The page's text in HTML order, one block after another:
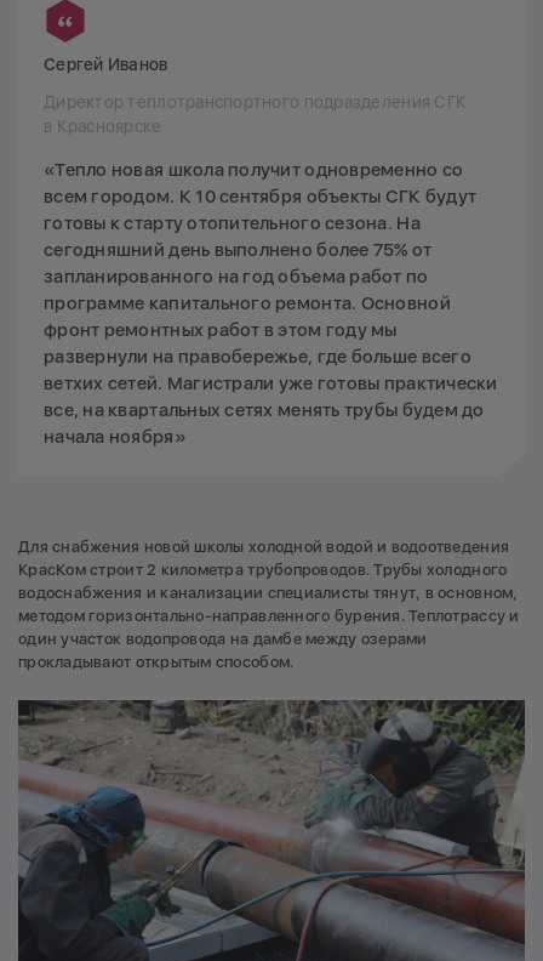
Сергей Иванов
Директор теплотранспортного подразделения СГК
в Красноярске
«Тепло новая школа получит одновременно со
всем городом. К 10 сентября объекты СГК будут
готовы к старту отопительного сезона. На
сегодняшний день выполнено более 75% от
запланированного на год объема работ по
программе капитального ремонта. Основной
фронт ремонтных работ в этом году мы
развернули на правобережье, где больше всего
ветхих сетей. Магистрали уже готовы практически
все, на квартальных сетях менять трубы будем до
начала ноября»
Для снабжения новой школы холодной водой и водоотведения
КрасКом строит 2 километра трубопроводов. Трубы холодного
водоснабжения и канализации специалисты тянут, в основном,
методом горизонтально-направленного бурения. Теплотрассу и
один участок водопровода на дамбе между озерами
прокладывают открытым способом.